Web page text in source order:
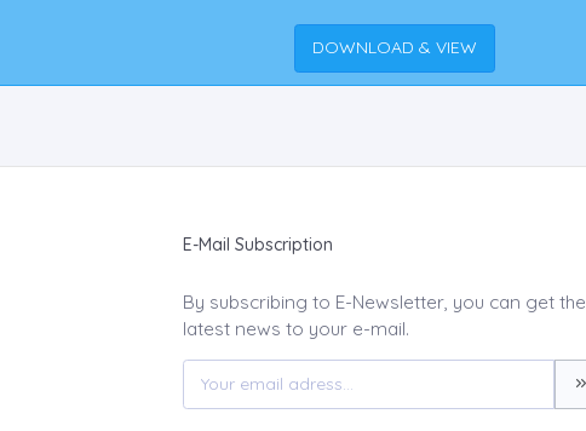
DOWNLOAD & VIEW
E-Mail Subscription
By subscribing to E-Newsletter, you can get the
latest news to your e-mail.